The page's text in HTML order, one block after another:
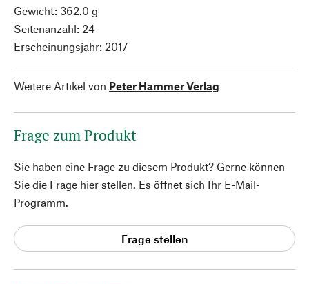
Gewicht: 362.0 g
Seitenanzahl: 24
Erscheinungsjahr: 2017
Weitere Artikel von Peter Hammer Verlag
Frage zum Produkt
Sie haben eine Frage zu diesem Produkt? Gerne können
Sie die Frage hier stellen. Es öffnet sich Ihr E-Mail-
Programm.
Frage stellen